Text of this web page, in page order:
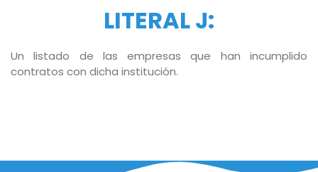
LITERAL J:
Un listado de las empresas que han incumplido
contratos con dicha institución.